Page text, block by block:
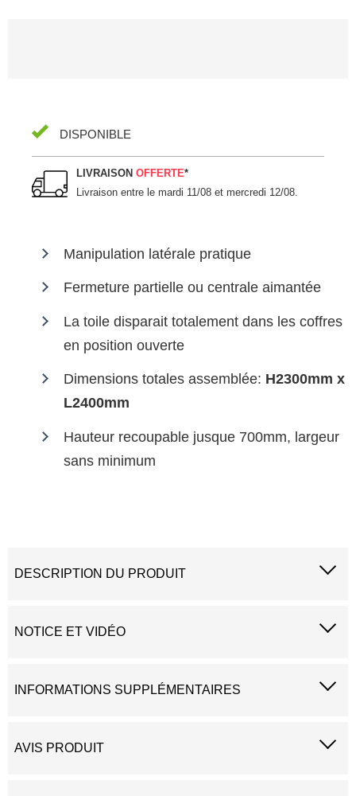
DISPONIBLE
LIVRAISONOFFERTE*
Livraison entre lemardi 11/08 et mercredi 12/08
Manipulation latérale pratique
Fermeture partielle ou centrale aimantée
La toile disparait totalement dans les coffres
en position ouverte
Dimensions totales assemblée: H2300mm x
L2400mm
Hauteur recoupable jusque 700mm, largeur
sans minimum
DESCRIPTION DU PRODUIT
NOTICE ET VIDÉO
INFORMATIONS SUPPLÉMENTAIRES
AVIS PRODUIT